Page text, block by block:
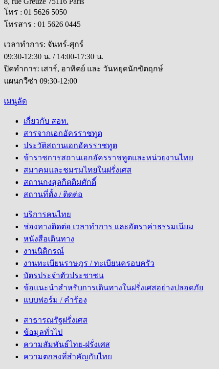
โทร : 01 5626 5050
โทรสาร : 01 5626 0445
เวลาทำการ: จันทร์-ศุกร์
09:30-12:30 น. / 14:00-17:30 น.
ปิดทำการ: เสาร์, อาทิตย์ และ วันหยุดนักขัตฤกษ์
แผนกวีซ่า 09:30-12:00
เมนูลัด
เกี่ยวกับ สอท.
สารจากเอกอัครราชทูต
ประวัติสถานเอกอัครราชทูต
ข้าราชการสถานเอกอัครราชทูตและหน่วยงานไทย
สมาคมและชมรมไทยในฝรั่งเศส
สถานกงสุลกิตติมศักดิ์
สถานที่ตั้ง / ติดต่อ
บริการคนไทย
ช่องทางติดต่อ เวลาทำการ และอัตราค่าธรรมเนียม
หนังสือเดินทาง
งานนิติกรณ์
งานทะเบียนราษฎร / ทะเบียนครอบครัว
บัตรประจำตัวประชาชน
ข้อแนะนำสำหรับการเดินทางในฝรั่งเศสอย่างปลอดภัย
แบบฟอร์ม / คำร้อง
สาธารณรัฐฝรั่งเศส
ข้อมูลทั่วไป
ความสัมพันธ์ไทย-ฝรั่งเศส
ความตกลงที่สำคัญกับไทย